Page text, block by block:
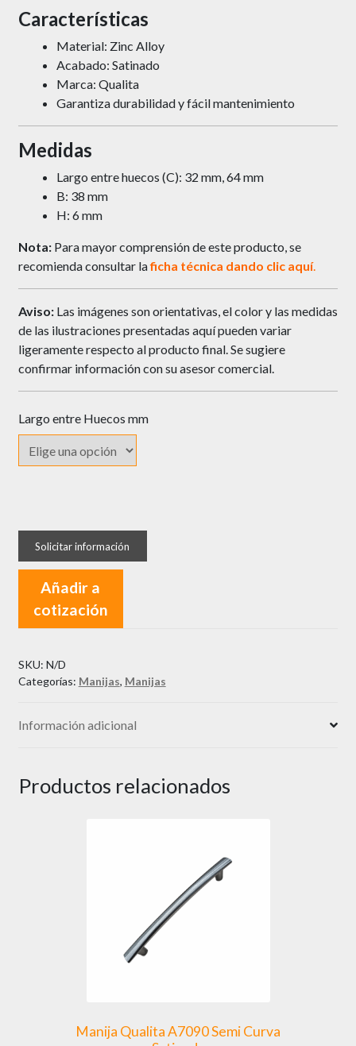
Características
Material: Zinc Alloy
Acabado: Satinado
Marca: Qualita
Garantiza durabilidad y fácil mantenimiento
Medidas
Largo entre huecos (C): 32 mm, 64 mm
B: 38 mm
H: 6 mm
Nota:Para mayor comprensión de este producto, se
recomienda consultar laficha técnica dando clic aquí.
Aviso: Las imágenes son orientativas, el color y las medidas
de las ilustraciones presentadas aquí pueden variar
ligeramente respecto al producto final. Se sugiere
confirmar información con su asesor comercial.
Largo entre Huecos mm
Qualita
Dos
Satinada
cantidad
Añadir a
cotización
SKU: N/D
Categorías: Manijas, Manijas
Información adicional
Productos relacionados
Manija Qualita A7090 Semi Curva